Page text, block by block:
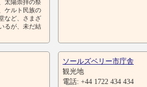
太陽崇拝の祭
ケルト民族の
など、さまざ
るが、未だ結
ソールズベリー市庁舎
観光地
電話: +44 1722 434 434